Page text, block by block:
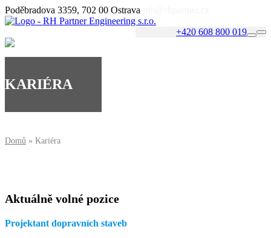
Poděbradova 3359, 702 00 Ostrava
+420 608 800 019
KARIÉRA
Domů » Kariéra
Aktuálně volné pozice
Projektant dopravních staveb